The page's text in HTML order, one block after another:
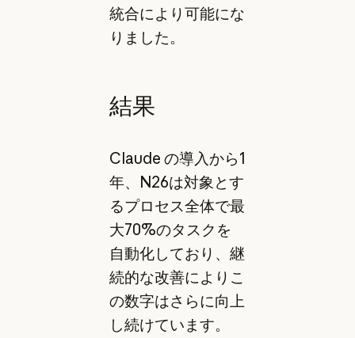
統合により可能にな
りました。
結果
Claude の導入から1
年、N26は対象とす
るプロセス全体で最
大70%のタスクを
自動化しており、継
続的な改善によりこ
の数字はさらに向上
し続けています。